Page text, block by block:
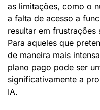
as limitações, como o
a falta de acesso a
resultar em
Para aqueles que
de maneira mais
plano pago pode ser
significativamente a
IA.